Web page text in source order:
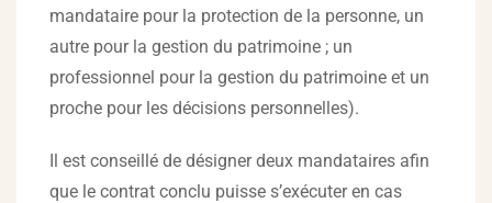
mandataire pour la protection de la personne, un
autre pour la gestion du patrimoine ; un
professionnel pour la gestion du patrimoine et un
proche pour les décisions personnelles).
Il est conseillé de désigner deux mandataires afin
que le contrat conclu puisse s’exécuter en cas